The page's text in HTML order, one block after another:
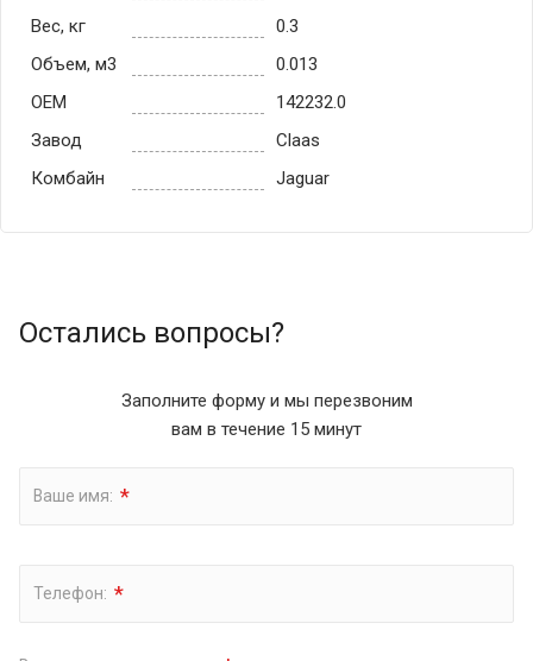
Вес, кг
0.3
Объем, м3
0.013
OEM
142232.0
Завод
Claas
Комбайн
Jaguar
Остались вопросы?
Заполните форму и мы перезвоним
вам в течение 15 минут
Ваше имя: *
Телефон: *